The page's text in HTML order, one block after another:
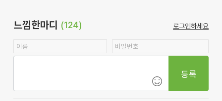
느낌한마디 (124) 로그인하세요
등록